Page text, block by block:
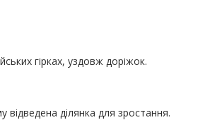
гірках, уздовж доріжок.
ділянка для зростання.